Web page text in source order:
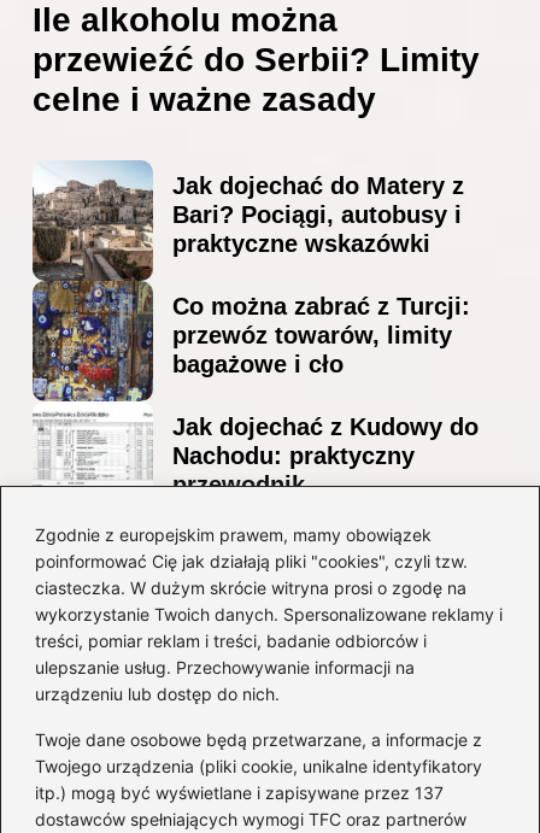
Zgodnie z europejskim prawem, mamy obowiązek
poinformować Cię jak działają pliki "cookies", czyli tzw.
ciasteczka. W dużym skrócie witryna prosi o zgodę na
wykorzystanie Twoich danych. Spersonalizowane reklamy i
treści, pomiar reklam i treści, badanie odbiorców i
ulepszanie usług. Przechowywanie informacji na
urządzeniu lub dostęp do nich.
Twoje dane osobowe będą przetwarzane, a informacje z
Twojego urządzenia (pliki cookie, unikalne identyfikatory
itp.) mogą być wyświetlane i zapisywane przez 137
dostawców spełniających wymogi TFC oraz partnerów
Ile alkoholu można
przewieźć do Serbii? Limity
celne i ważne zasady
Jak dojechać do Matery z
Bari? Pociągi, autobusy i
praktyczne wskazówki
Co można zabrać z Turcji:
przewóz towarów, limity
bagażowe i cło
Jak dojechać z Kudowy do
Nachodu: praktyczny
przewodnik
Ile alkoholu można
przewieźć z Albanii?
Przewodnik po przepisach i
ograniczeniach
Kategorie
Ciekawostki(8)
Kultura i tradycje(10)